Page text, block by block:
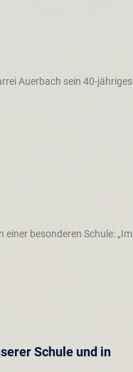
Auerbach sein 40-jähriges
besonderen Schule: „Im
Schule und in